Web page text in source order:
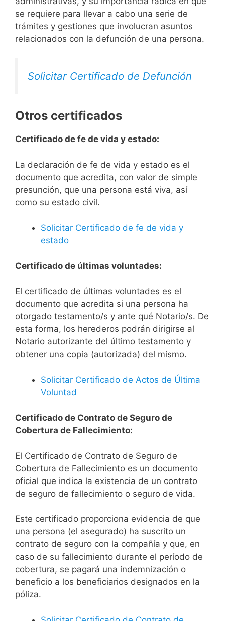
se requiere para llevar a cabo una serie de
trámites y gestiones que involucran asuntos
relacionados con la defunción de una persona.
Solicitar Certificado de Defunción
Otros certificados
Certificado de fe de vida y estado:
La declaración de fe de vida y estado es el
documento que acredita, con valor de simple
presunción, que una persona está viva, así
como su estado civil.
Solicitar Certificado de fe de vida y
estado
Certificado de últimas voluntades:
El certificado de últimas voluntades es el
documento que acredita si una persona ha
otorgado testamento/s y ante qué Notario/s. De
esta forma, los herederos podrán dirigirse al
Notario autorizante del último testamento y
obtener una copia (autorizada) del mismo.
Solicitar Certificado de Actos de Última
Voluntad
Certificado de Contrato de Seguro de
Cobertura de Fallecimiento:
El Certificado de Contrato de Seguro de
Cobertura de Fallecimiento es un documento
oficial que indica la existencia de un contrato
de seguro de fallecimiento o seguro de vida.
Este certificado proporciona evidencia de que
una persona (el asegurado) ha suscrito un
contrato de seguro con la compañía y que, en
caso de su fallecimiento durante el período de
cobertura, se pagará una indemnización o
beneficio a los beneficiarios designados en la
póliza.